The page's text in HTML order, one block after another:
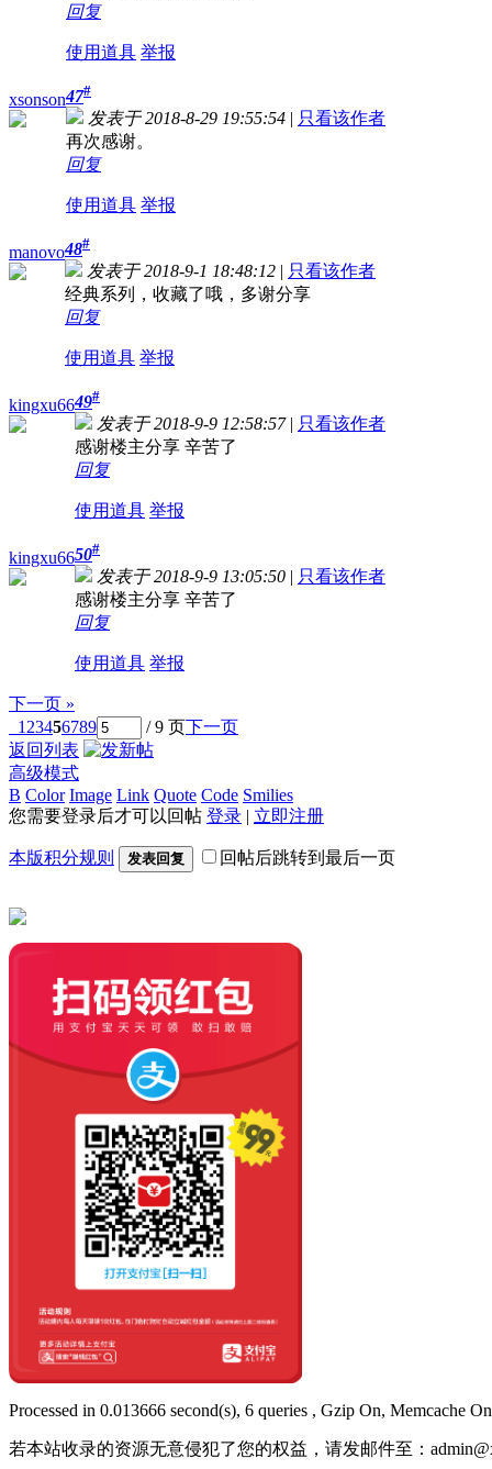
回复
使用道具 举报
xsonson47#
发表于 2018-8-29 19:55:54 | 只看该作者
再次感谢。
回复
使用道具 举报
manovo48#
发表于 2018-9-1 18:48:12 | 只看该作者
经典系列，收藏了哦，多谢分享
回复
使用道具 举报
kingxu6649#
发表于 2018-9-9 12:58:57 | 只看该作者
感谢楼主分享 辛苦了
回复
使用道具 举报
kingxu6650#
发表于 2018-9-9 13:05:50 | 只看该作者
感谢楼主分享 辛苦了
回复
使用道具 举报
下一页 »
1 23456789 / 9 页下一页
返回列表
高级模式
B Color Image Link Quote Code Smilies
您需要登录后才可以回帖 登录 | 立即注册
本版积分规则 发表回复 回帖后跳转到最后一页
Processed in 0.013666 second(s), 6 queries , Gzip On, Memcache
若本站收录的资源无意侵犯了您的权益，请发邮件至：